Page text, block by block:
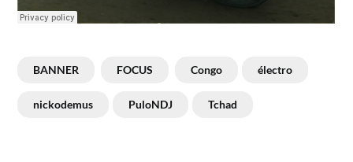
BANNER FOCUS Congo électro
nickodemus PuloNDJ Tchad